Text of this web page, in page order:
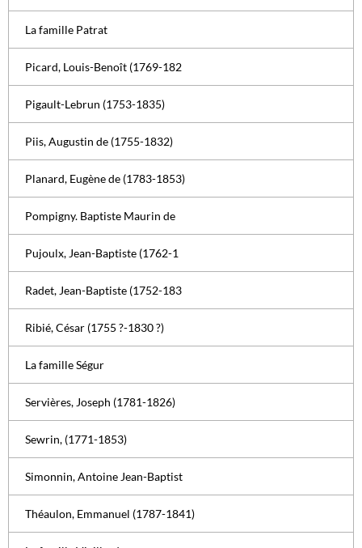
La famille Patrat
Picard, Louis-Benoît (1769-182
Pigault-Lebrun (1753-1835)
Piis, Augustin de (1755-1832)
Planard, Eugène de (1783-1853)
Pompigny. Baptiste Maurin de
Pujoulx, Jean-Baptiste (1762-1
Radet, Jean-Baptiste (1752-183
Ribié, César (1755 ?-1830 ?)
La famille Ségur
Servières, Joseph (1781-1826)
Sewrin, (1771-1853)
Simonnin, Antoine Jean-Baptist
Théaulon, Emmanuel (1787-1841)